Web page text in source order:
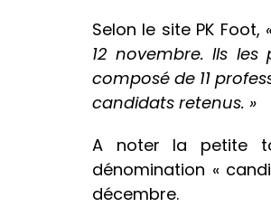
Selon le site PK Foot,
12 novembre. Ils
composé de 11
candidats retenus. »
A noter la petite
dénomination «
décembre.